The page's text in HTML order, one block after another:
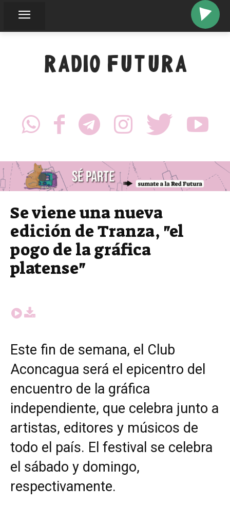
RADIO FUTURA
Se viene una nueva
edición de Tranza, "el
pogo de la gráfica
platense"
Este fin de semana, el Club
Aconcagua será el epicentro del
encuentro de la gráfica
independiente, que celebra junto a
artistas, editores y músicos de
todo el país. El festival se celebra
el sábado y domingo,
respectivamente.